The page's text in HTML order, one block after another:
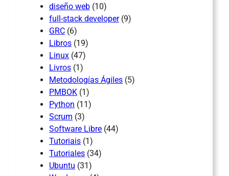
diseño web (10)
full-stack developer(9)
GRC (6)
Libros (19)
Linux (47)
Livros (1)
Metodologías Ágiles (5)
PMBOK (1)
Python (11)
Scrum (3)
Software Libre (44)
Tutoriais (1)
Tutoriales (34)
Ubuntu (31)